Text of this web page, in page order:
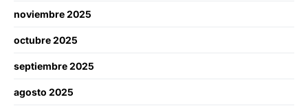
noviembre 2025
octubre 2025
septiembre 2025
agosto 2025